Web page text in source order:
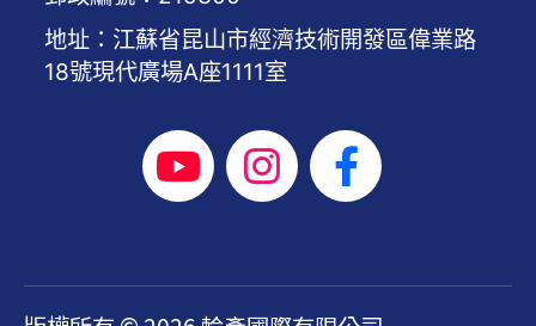
地址：江蘇省昆山市經濟技術開發區偉業路
18號現代廣場A座1111室